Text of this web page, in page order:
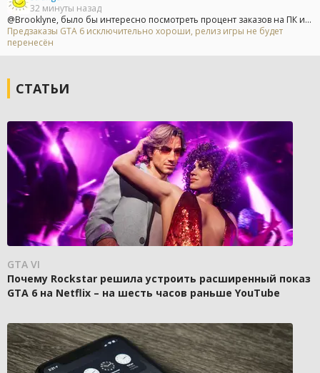
32 минуты назад
@Brooklyne, было бы интересно посмотреть процент заказов на ПК и...
Предзаказы GTA 6 исключительно хороши, релиз игры не будет
перенесён
СТАТЬИ
GTA VI
Почему Rockstar решила устроить расширенный показ
GTA 6 на Netflix – на шесть часов раньше YouTube